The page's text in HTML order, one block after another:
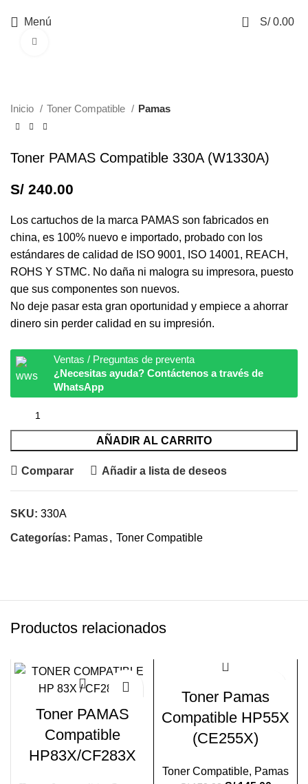
Menú 0 S/0.00
Inicio Toner Compatible Pamas
Toner PAMAS Compatible 330A (W1330A)
S/ 240.00
Los cartuchos de la marca PAMAS son fabricados en
china, es 100% nuevo e importado, probado con los
estándares de calidad de ISO 9001, ISO 14001, REACH,
ROHS Y STMC. No daña ni malogra su impresora, puesto
que sus componentes son nuevos.
No deje pasar esta gran oportunidad y empiece a ahorrar
dinero sin perder calidad en su impresión.
Ventas / Preguntas de preventa
¿Necesitas ayuda? Contáctenos a través de
WhatsApp
AÑADIR AL CARRITO
Comparar Añadir a lista de deseos
SKU: 330A
Categorías: Pamas, Toner Compatible
Productos relacionados
Toner PAMAS
Compatible
HP83X/CF283X
Toner Pamas
Compatible HP55X
(CE255X)
Toner Compatible, Pamas